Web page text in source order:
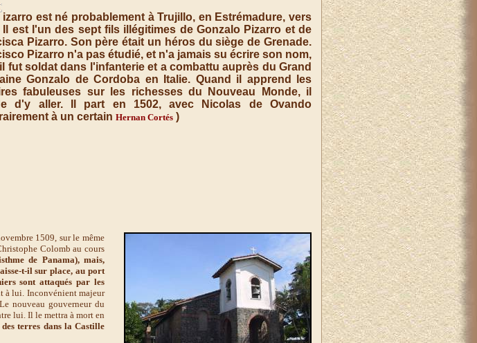
izarro est né probablement à Trujillo, en Estrémadure, vers
Il est l'un des sept fils illégitimes de Gonzalo Pizarro et de
Pizarro. Son père était un héros du siège de Grenade.
Pizarro n'a pas étudié, et n'a jamais su écrire son nom,
fut soldat dans l'infanterie et a combattu auprès du Grand
Gonzalo de Cordoba en Italie. Quand il apprend les
fabuleuses sur les richesses du Nouveau Monde, il
d'y aller. Il part en 1502, avec Nicolas de Ovando
à un certain Hernan Cortés )
1509, sur le même
Colomb au cours
de Panama), mais,
t-il sur place, au port
sont attaqués par les
à lui. Inconvénient majeur
nouveau gouverneur du
lui. Il le mettra à mort en
terres dans la Castille